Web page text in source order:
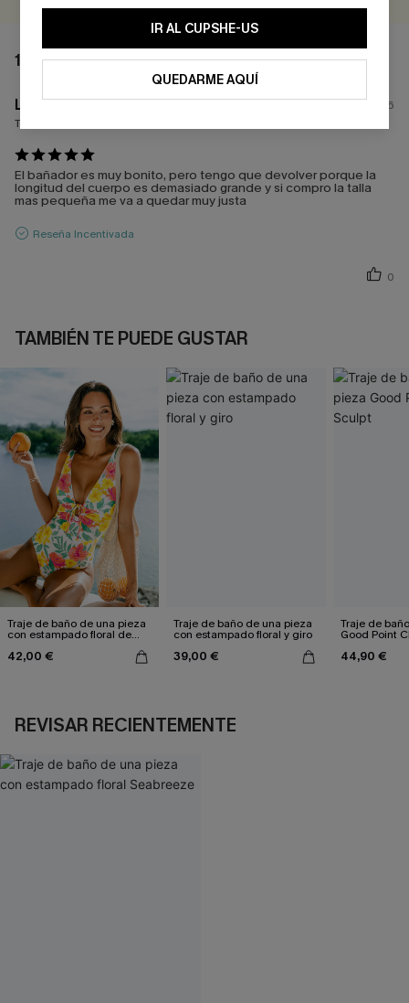
1 COMENTARIO
L****a
28/07/2026
Tamaño comprado:
El bañador es muy bonito, pero tengo que devolver porque la
longitud del cuerpo es demasiado grande y si compro la talla
mas pequeña me va a quedar muy justa
Reseña Incentivada
0
TAMBIÉN TE PUEDE GUSTAR
Traje de baño de una pieza
con estampado floral de
42,00 €
Traje de baño de una pieza
con estampado floral y giro
39,00 €
Traje de
Good Point
44,90 €
REVISAR RECIENTEMENTE
IR AL CUPSHE-US
QUEDARME AQUÍ